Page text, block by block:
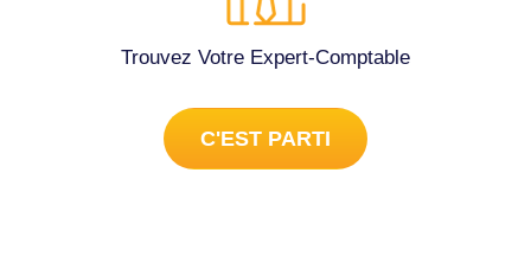
Trouvez Votre Expert-Comptable
C'EST PARTI